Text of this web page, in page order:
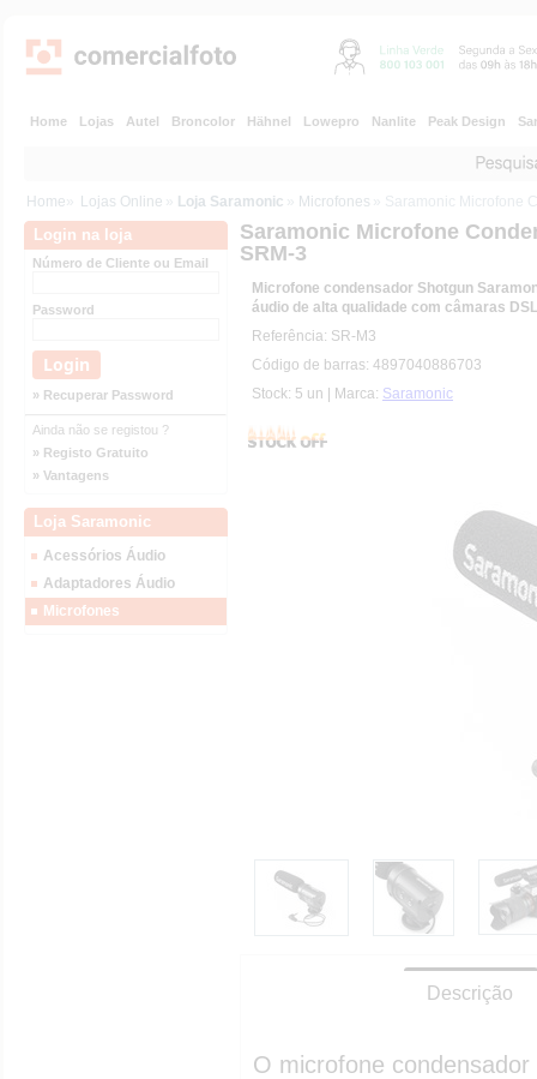
Home Lojas Autel Broncolor Hähnel Lowepro Nanlite Peak Design
Home » Lojas Online » Loja Saramonic » Microfones » Saramonic Microfone
Login na loja
Número de Cliente ou Email
Password
» Recuperar Password
Ainda não se registou ?
» Registo Gratuito
» Vantagens
Loja Saramonic
Acessórios Áudio
Adaptadores Áudio
Microfones
Saramonic Microfone
SRM-3
Microfone condensador Shotgun
áudio de alta qualidade com câmaras
Referência: SR-M3
Código de barras: 4897040886703
Stock: 5 un | Marca: Saramonic
Descrição
O microfone